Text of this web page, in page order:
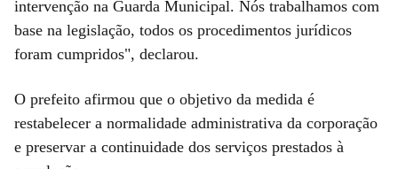
intervenção na Guarda Municipal. Nós trabalhamos com
base na legislação, todos os procedimentos jurídicos
foram cumpridos", declarou.
O prefeito afirmou que o objetivo da medida é
restabelecer a normalidade administrativa da corporação
e preservar a continuidade dos serviços prestados à